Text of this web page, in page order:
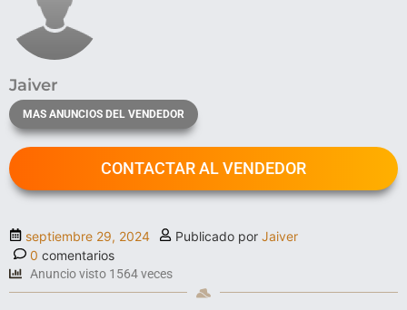
Jaiver
MAS ANUNCIOS DEL VENDEDOR
CONTACTAR AL VENDEDOR
septiembre 29, 2024 Publicado por Jaiver
0 comentarios
Anuncio visto 1564 veces